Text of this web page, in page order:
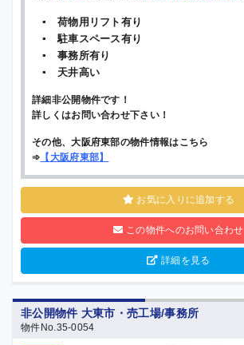
▪ 荷物用リフト有り
▪ 駐車スペース有り
▪ 事務所有り
▪ 天井高い
詳細非公開物件です！
詳しくはお問い合わせ下さい！
その他、大阪府東部の物件情報はこちら
➾ 【大阪府東部】
お気に入りに追加する
この物件へのお問い合わせ
詳細を見る
非公開物件 大東市・売工場/事務所
物件No.35-0054